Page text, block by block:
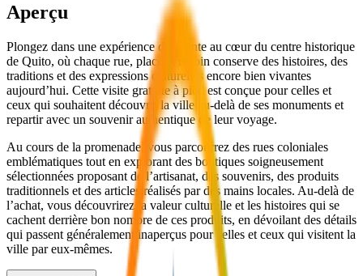
Aperçu
Plongez dans une expérience différente au cœur du centre historique
de Quito, où chaque rue, place et recoin conserve des histoires, des
traditions et des expressions culturelles encore bien vivantes
aujourd’hui. Cette visite gratuite à pied est conçue pour celles et
ceux qui souhaitent découvrir la ville au-delà de ses monuments et
repartir avec un souvenir authentique de leur voyage.
Au cours de la promenade, vous parcourrez des rues coloniales
emblématiques tout en explorant des boutiques soigneusement
sélectionnées proposant de l’artisanat, des souvenirs, des produits
traditionnels et des articles réalisés par des mains locales. Au-delà de
l’achat, vous découvrirez la valeur culturelle et les histoires qui se
cachent derrière bon nombre de ces produits, en dévoilant des détails
qui passent généralement inaperçus pour celles et ceux qui visitent la
ville par eux-mêmes.